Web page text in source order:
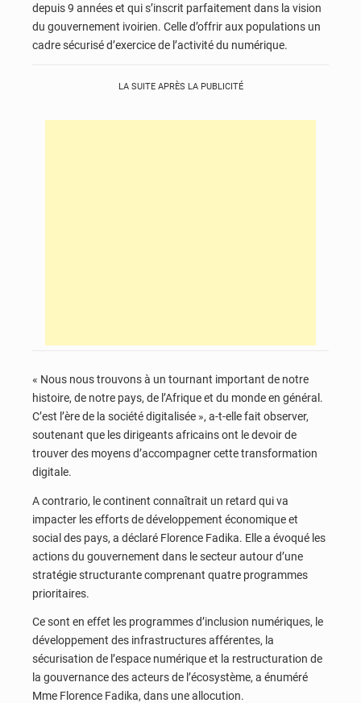
depuis 9 années et qui s’inscrit parfaitement dans la vision
du gouvernement ivoirien. Celle d’offrir aux populations un
cadre sécurisé d’exercice de l’activité du numérique.
LA SUITE APRÈS LA PUBLICITÉ
« Nous nous trouvons à un tournant important de notre
histoire, de notre pays, de l’Afrique et du monde en général.
C’est l’ère de la société digitalisée », a-t-elle fait observer,
soutenant que les dirigeants africains ont le devoir de
trouver des moyens d’accompagner cette transformation
digitale.
A contrario, le continent connaîtrait un retard qui va
impacter les efforts de développement économique et
social des pays, a déclaré Florence Fadika. Elle a évoqué les
actions du gouvernement dans le secteur autour d’une
stratégie structurante comprenant quatre programmes
prioritaires.
Ce sont en effet les programmes d’inclusion numériques, le
développement des infrastructures afférentes, la
sécurisation de l’espace numérique et la restructuration de
la gouvernance des acteurs de l’écosystème, a énuméré
Mme Florence Fadika, dans une allocution.